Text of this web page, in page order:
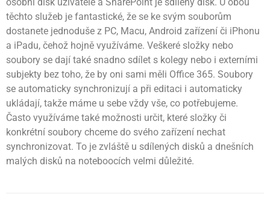
těchto služeb je fantastické, že se ke svým souborům
dostanete jednoduše z PC, Macu, Android zařízení či iPhonu
a iPadu, čehož hojně využíváme. Veškeré složky nebo
soubory se dají také snadno sdílet s kolegy nebo i externími
subjekty bez toho, že by oni sami měli Office 365. Soubory
se automaticky synchronizují a při editaci i automaticky
ukládají, takže máme u sebe vždy vše, co potřebujeme.
Často využíváme také možnosti určit, které složky či
konkrétní soubory chceme do svého zařízení nechat
synchronizovat. To je zvláště u sdílených disků a dnešních
malých disků na noteboocích velmi důležité.